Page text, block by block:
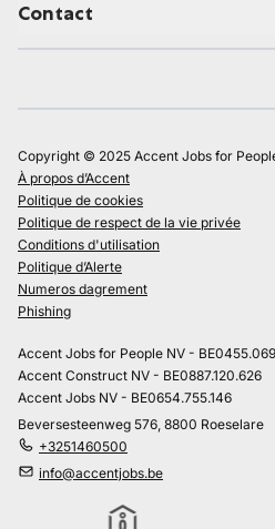
Contact
Copyright © 2025 Accent Jobs for
À propos d’Accent
Politique de cookies
Politique de respect de la vie privée
Conditions d'utilisation
Politique d’Alerte
Numeros dagrement
Phishing
Accent Jobs for People NV -
Accent Construct NV - BE0887.120.626
Accent Jobs NV - BE0654.755.146
Beversesteenweg 576, 8800 Roeselare
+3251460500
info@accentjobs.be